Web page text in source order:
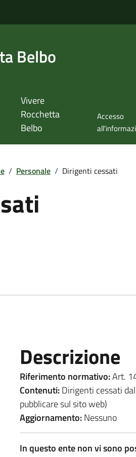
Belbo
Vivere
Rocchetta
Belbo
Accesso
/ Personale / Dirigenti cessati
Descrizione
Riferimento normativo:Art.
Contenuti:Dirigenti cessati
pubblicare sul sito web)
Aggiornamento:Nessuno
In questo ente non vi sono